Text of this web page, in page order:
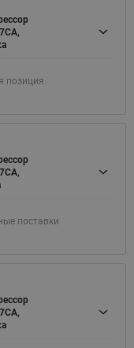
позиция
поставки